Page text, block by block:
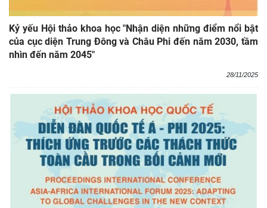
Kỷ yếu Hội thảo khoa học "Nhận diện những điểm nổi bật
của cục diện Trung Đông và Châu Phi đến năm 2030, tầm
nhìn đến năm 2045"
28/11/2025